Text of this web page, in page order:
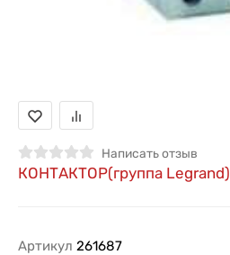
Написать отзыв
КОНТАКТОР(группа Legrand)
Артикул 261687